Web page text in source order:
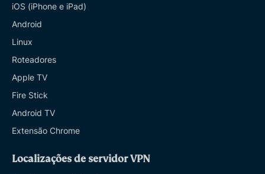
iOS (iPhone e iPad)
Android
Linux
Roteadores
Apple TV
Fire Stick
Android TV
Extensão Chrome
Localizações de servidor VPN